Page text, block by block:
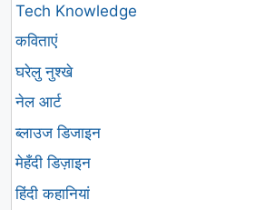
Tech Knowledge
कविताएं
घरेलु नुश्खे
नेल आर्ट
ब्लाउज डिजाइन
मेहँदी डिज़ाइन
हिंदी कहानियां